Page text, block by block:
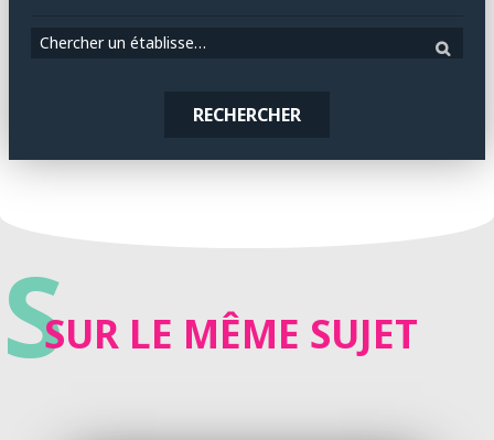
Chercher un établissement
RECHERCHER
SSUR LE MÊME SUJET